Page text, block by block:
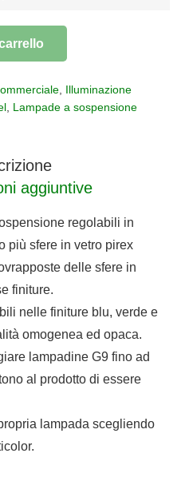
, Illuminazione
Lampade a sospensione
aggiuntive
regolabili in
più sfere in vetro pirex
delle sfere in
finiture.
nelle finiture blu, verde e
omogenea ed opaca.
lampadine G9 fino ad
al prodotto di essere
lampada scegliendo